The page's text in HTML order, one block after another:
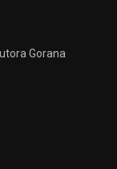
Gorana